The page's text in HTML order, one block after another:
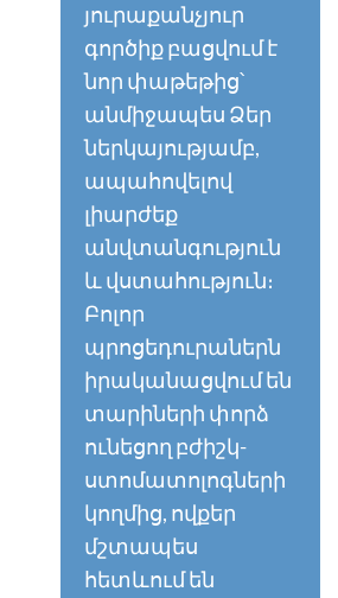
յուրաքանչյուր
գործիք բացվում է
նոր փաթեթից՝
անմիջապես Ձեր
ներկայությամբ,
ապահովելով
լիարժեք
անվտանգություն
և վստահություն։
Բոլոր
պրոցեդուրաներն
իրականացվում են
տարիների փորձ
ունեցող բժիշկ-
ստոմատոլոգների
կողմից, ովքեր
մշտապես
հետևում են